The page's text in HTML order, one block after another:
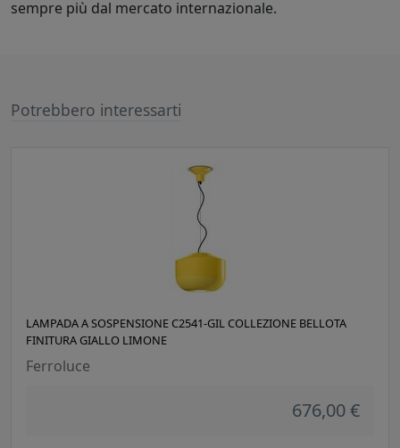
sempre più dal mercato internazionale.
Potrebbero interessarti
LAMPADA A SOSPENSIONE C2541-GIL COLLEZIONE BELLOTA
FINITURA GIALLO LIMONE
Ferroluce
676,00 €